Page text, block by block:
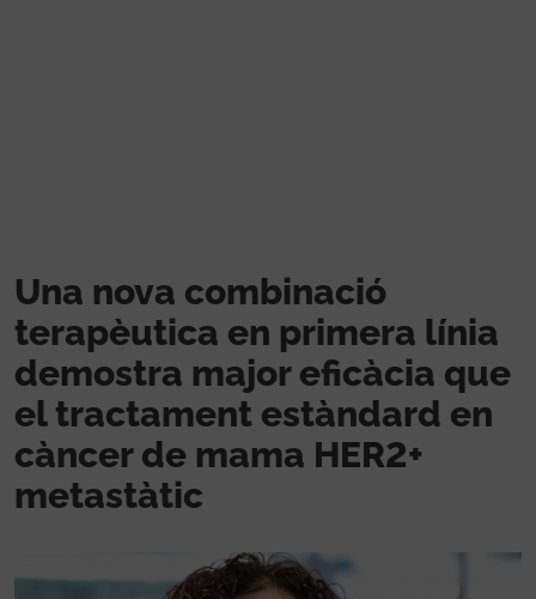
Una nova combinació
terapèutica en primera línia
demostra major eficàcia que
el tractament estàndard en
càncer de mama HER2+
metastàtic